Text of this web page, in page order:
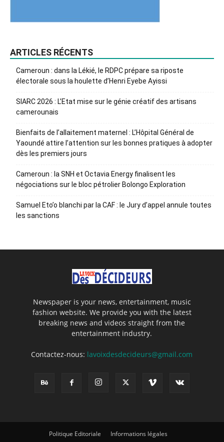
ARTICLES RÉCENTS
Cameroun : dans la Lékié, le RDPC prépare sa riposte
électorale sous la houlette d’Henri Eyebe Ayissi
SIARC 2026 : L’Etat mise sur le génie créatif des artisans
camerounais
Bienfaits de l’allaitement maternel : L’Hôpital Général de
Yaoundé attire l’attention sur les bonnes pratiques à adopter
dès les premiers jours
Cameroun : la SNH et Octavia Energy finalisent les
négociations sur le bloc pétrolier Bolongo Exploration
Samuel Eto’o blanchi par la CAF : le Jury d’appel annule toutes
les sanctions
Newspaper is your news, entertainment, music
fashion website. We provide you with the latest
breaking news and videos straight from the
entertainment industry.
Contactez-nous: lavoixdesdecideurs@gmail.com
Politique Editoriale
Informations légales